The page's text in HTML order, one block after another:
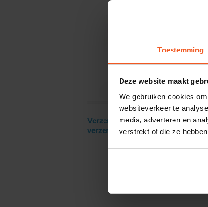
Toestemming
Deze website maakt
We gebruiken cookies
websiteverkeer te
media, adverteren en
verstrekt of die ze
Verzendkosten € 18 excl. BTW,
verzending vanaf € 250 excl. BTW